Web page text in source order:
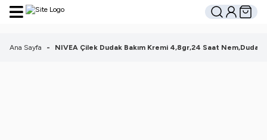
Hesabım
Sepetim
Ana Sayfa - NIVEA Çilek Dudak Bakım Kremi 4,8gr,24 Saat Nem,Dudak